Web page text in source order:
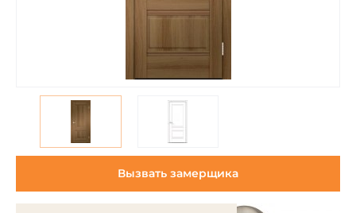
Вызвать замерщика